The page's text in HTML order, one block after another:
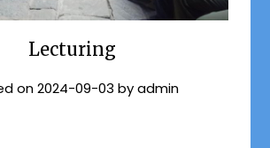
Lecturing
on2024-09-03 byadmin